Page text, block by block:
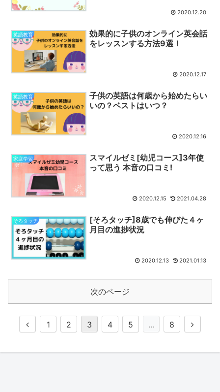
2020.12.20
英語教育
効果的に子供のオンライン英会話
をレッスンする方法9選！
2020.12.17
英語教育
子供の英語は何歳から始めたらい
いの？ベストはいつ？
2020.12.16
家庭学習
スマイルゼミ[幼児コース]3年使
って思う 本音の口コミ!
2020.12.15 2021.04.28
そろタッチ
[そろタッチ]8歳でも伸びた４ヶ
月目の進捗状況
2020.12.13 2021.01.13
次のページ
1 2 3 4 5 … 8